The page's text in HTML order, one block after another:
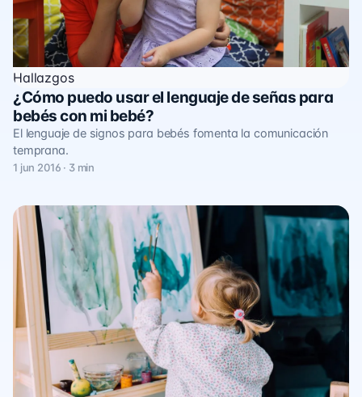
Hallazgos
¿Cómo puedo usar el lenguaje de señas para
bebés con mi bebé?
El lenguaje de signos para bebés fomenta la comunicación
temprana.
1 jun 2016 · 3 min